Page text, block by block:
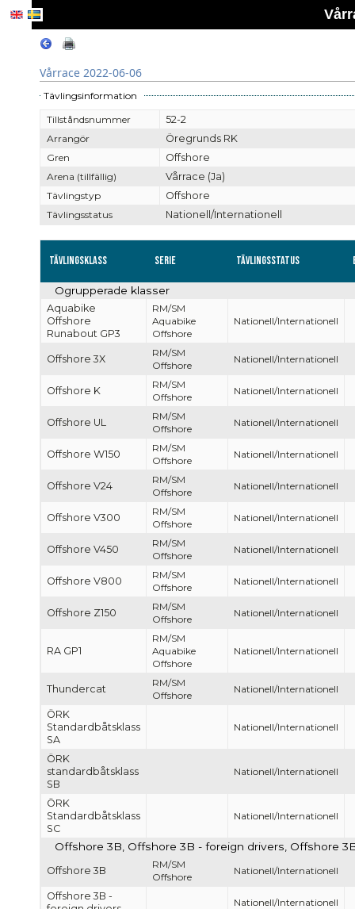
Vårrace 2022-06-06
Tävlingsinformation
Tillståndsnummer
52-2
Arrangör
Öregrunds RK
Gren
Offshore
Arena (tillfällig)
Vårrace (Ja)
Tävlingstyp
Offshore
Tävlingsstatus
Nationell/Internationell
Tävlingsklass Serie Tävlingsstatus
Ogrupperade klasser
Aquabike
Offshore
Runabout GP3
RM/SM
Aquabike
Offshore
Nationell/Internationell
Offshore 3X
RM/SM
Offshore
Nationell/Internationell
Offshore K
RM/SM
Offshore
Nationell/Internationell
Offshore UL
RM/SM
Offshore
Nationell/Internationell
Offshore W150
RM/SM
Offshore
Nationell/Internationell
Offshore V24
RM/SM
Offshore
Nationell/Internationell
Offshore V300
RM/SM
Offshore
Nationell/Internationell
Offshore V450
RM/SM
Offshore
Nationell/Internationell
Offshore V800
RM/SM
Offshore
Nationell/Internationell
Offshore Z150
RM/SM
Offshore
Nationell/Internationell
RA GP1
RM/SM
Aquabike
Offshore
Nationell/Internationell
Thundercat
RM/SM
Offshore
Nationell/Internationell
ÖRK
Standardbåtsklass
SA
Nationell/Internationell
ÖRK
standardbåtsklass
SB
Nationell/Internationell
ÖRK
Standardbåtsklass
SC
Nationell/Internationell
Offshore 3B, Offshore 3B - foreign drivers, Offshore
Offshore 3B
RM/SM
Offshore
Nationell/Internationell
Offshore 3B -
Nationell/Internationell